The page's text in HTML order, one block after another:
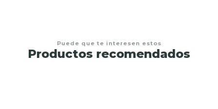
Puede que te interesen estos
Productos recomendados